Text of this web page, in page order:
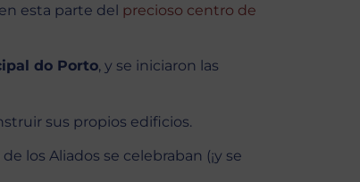
esta parte del precioso centro de
do Porto, y se iniciaron las
sus propios edificios.
los Aliados se celebraban (¡y se